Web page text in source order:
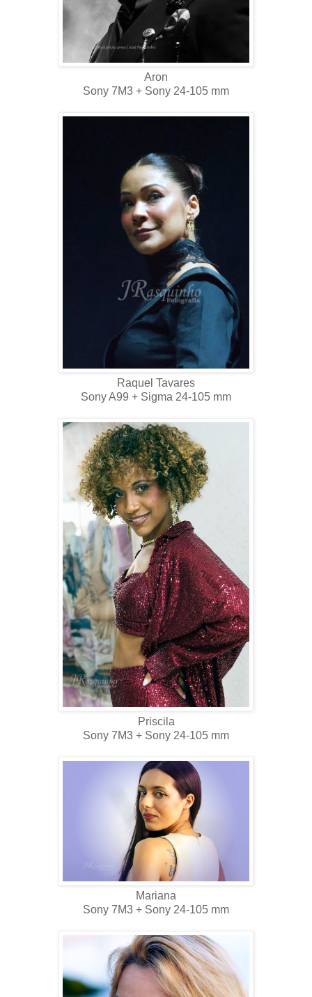
Aron
Sony 7M3 + Sony 24-105 mm
Raquel Tavares
Sony A99 + Sigma 24-105 mm
Priscila
Sony 7M3 + Sony 24-105 mm
Mariana
Sony 7M3 + Sony 24-105 mm